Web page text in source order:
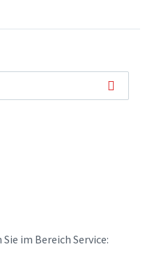
im Bereich Service: